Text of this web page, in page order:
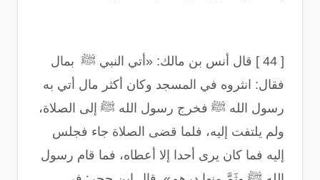
[ 44 ]
قال أنس بن مالك: «أتي النبي ﷺ بمال
فقال: انثروه في المسجد وكان أكثر مال أتي به
رسول الله ﷺ فخرج رسول الله ﷺ إلى الصلاة،
ولم يلتفت إليه، فلما قضى الصلاة جاء فجلس
إليه فما كان يرى أحدا إلا أعطاه، فما قام رسول